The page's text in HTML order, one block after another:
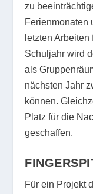
zu
Ferienmonaten
letzten
Schuljahr wird
als
nächsten Jahr
können.
Platz für die
geschaffen.
Für ein Projekt